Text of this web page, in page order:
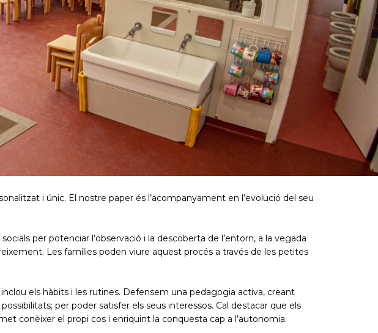
i únic. El nostre paper és l’acompanyament en l’evolució del seu
per potenciar l’observació i la descoberta de l’entorn, a la vegada
Les famílies poden viure aquest procés a través de les petites
els hàbits i les rutines. Defensem una pedagogia activa, creant
per poder satisfer els seus interessos. Cal destacar que els
conèixer el propi cos i enriquint la conquesta cap a l’autonomia.